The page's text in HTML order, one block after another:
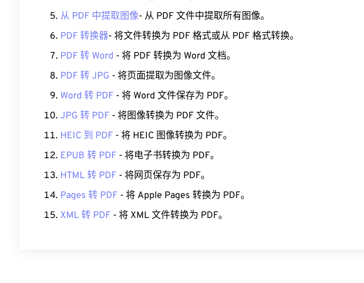
从 PDF 中提取图像- 从 PDF 文件中提取所有图像。
PDF 转换器- 将文件转换为 PDF 格式或从 PDF 格式转换。
PDF 转 Word - 将 PDF 转换为 Word 文档。
PDF 转 JPG - 将页面提取为图像文件。
Word 转 PDF - 将 Word 文件保存为 PDF。
JPG 转 PDF - 将图像转换为 PDF 文件。
HEIC 到 PDF - 将 HEIC 图像转换为 PDF。
EPUB 转 PDF - 将电子书转换为 PDF。
HTML 转 PDF - 将网页保存为 PDF。
Pages 转 PDF - 将 Apple Pages 转换为 PDF。
XML 转 PDF - 将 XML 文件转换为 PDF。